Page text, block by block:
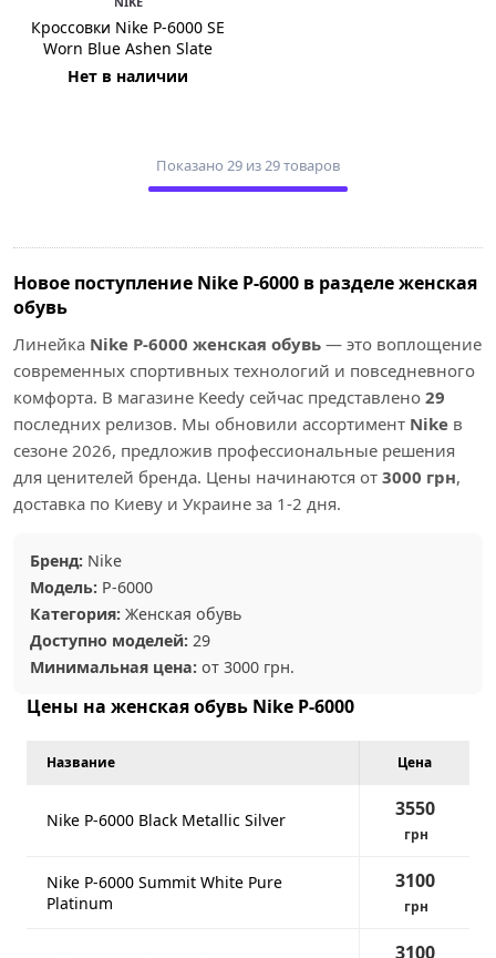
Кроссовки Nike P-6000 SE
Worn Blue Ashen Slate
Нет в наличии
Показано 29 из 29 товаров
Новое поступление Nike P-6000 в разделе женская
обувь
Линейка Nike P-6000 женская обувь — это воплощение
современных спортивных технологий и повседневного
комфорта. В магазине Keedy сейчас представлено 29
последних релизов. Мы обновили ассортимент Nike в
сезоне 2026, предложив профессиональные решения
для ценителей бренда. Цены начинаются от 3000 грн,
доставка по Киеву и Украине за 1-2 дня.
Бренд: Nike
Модель: P-6000
Категория: Женская обувь
Доступно моделей: 29
Минимальная цена: от 3000 грн.
Цены на женская обувь Nike P-6000
Название Цена
Nike P-6000 Black Metallic Silver 3550
грн
Nike P-6000 Summit White Pure
Platinum
3100
грн
3100